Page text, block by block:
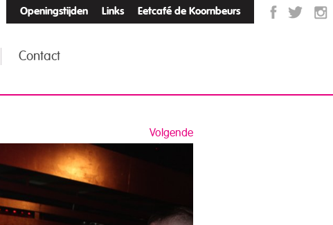
Openingstijden Links Eetcafé de Koornbeurs
Contact
Volgende